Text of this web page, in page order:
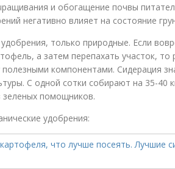
и обогащение почвы
негативно влияет на состояние
только природные. Если
а затем перепахать участок, то
компонентами. Сидерация
С одной сотки собирают на 35-40
помощников.
удобрения: